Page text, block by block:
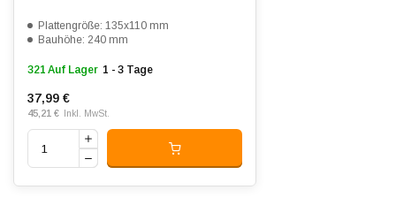
Plattengröße: 135x110 mm
Bauhöhe: 240 mm
321 Auf Lager 1 - 3 Tage
37,99 €
45,21 € Inkl. MwSt.